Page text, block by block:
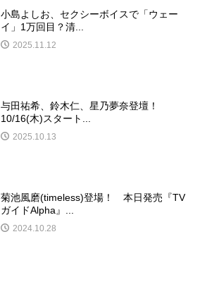
小島よしお、セクシーボイスで「ウェー
イ」1万回目？清...
2025.11.12
与田祐希、鈴木仁、星乃夢奈登壇！
10/16(木)スタート...
2025.10.13
菊池風磨(timeless)登場！ 本日発売『TV
ガイドAlpha』...
2024.10.28